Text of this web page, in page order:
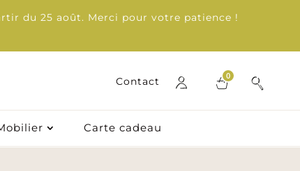
du 25 août. Merci pour votre patience !
Contact 0
Carte cadeau
Contact 0
Carte cadeau